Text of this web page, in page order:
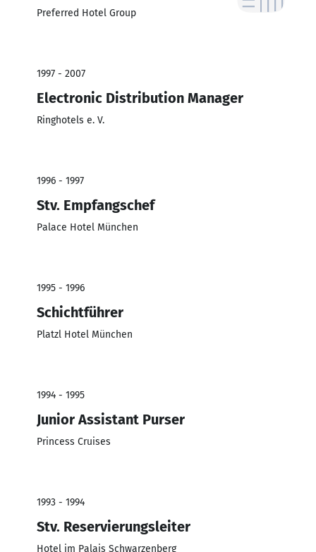
Preferred Hotel Group
1997 - 2007
Electronic Distribution Manager
Ringhotels e. V.
1996 - 1997
Stv. Empfangschef
Palace Hotel München
1995 - 1996
Schichtführer
Platzl Hotel München
1994 - 1995
Junior Assistant Purser
Princess Cruises
1993 - 1994
Stv. Reservierungsleiter
Hotel im Palais Schwarzenberg